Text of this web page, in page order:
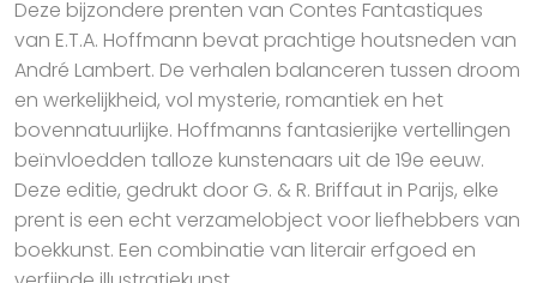
Deze bijzondere prenten van Contes Fantastiques
van E.T.A. Hoffmann bevat prachtige houtsneden van
André Lambert. De verhalen balanceren tussen droom
en werkelijkheid, vol mysterie, romantiek en het
bovennatuurlijke. Hoffmanns fantasierijke vertellingen
beïnvloedden talloze kunstenaars uit de 19e eeuw.
Deze editie, gedrukt door G. & R. Briffaut in Parijs, elke
prent is een echt verzamelobject voor liefhebbers van
boekkunst. Een combinatie van literair erfgoed en